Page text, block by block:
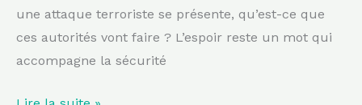
une attaque terroriste se présente, qu’est-ce que
ces autorités vont faire ? L’espoir reste un mot qui
accompagne la sécurité